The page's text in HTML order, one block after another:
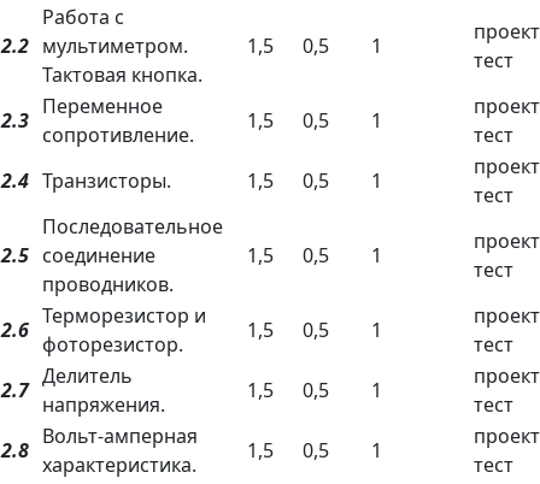
2.2
Работа с
мультиметром.
Тактовая кнопка.
1,5 0,5 1
тест
2.3
Переменное
сопротивление.
1,5 0,5 1
тест
2.4 Транзисторы. 1,5 0,5 1
тест
2.5
Последовательное
соединение
проводников.
1,5 0,5 1
тест
2.6
Терморезистор и
фоторезистор.
1,5 0,5 1
тест
2.7
Делитель
напряжения.
1,5 0,5 1
тест
2.8
Вольт-амперная
характеристика.
1,5 0,5 1
тест